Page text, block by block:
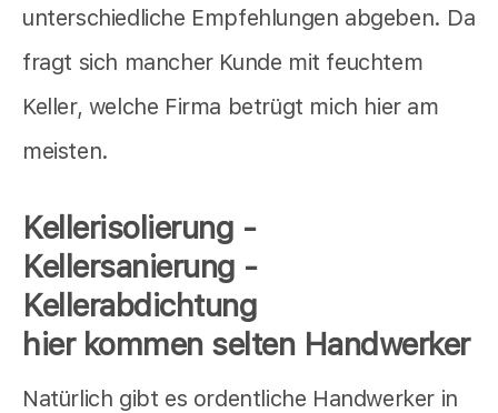
unterschiedliche Empfehlungen abgeben. Da
fragt sich mancher Kunde mit feuchtem
Keller, welche Firma betrügt mich hier am
meisten.
Kellerisolierung -
Kellersanierung -
Kellerabdichtung
hier kommen selten Handwerker
Natürlich gibt es ordentliche Handwerker in